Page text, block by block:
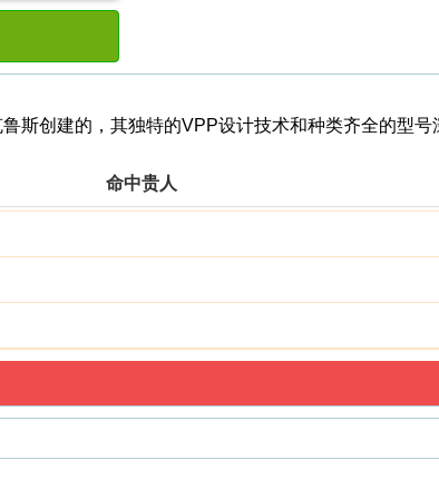
创建的，其独特的VPP设计技术和种类齐全的型号
命中贵人